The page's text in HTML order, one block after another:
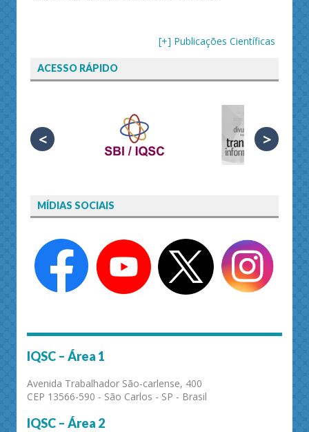
[+] Publicações Científicas
ACESSO RÁPIDO
< >
MÍDIAS SOCIAIS
IQSC – Área 1
Avenida Trabalhador São-carlense, 400
CEP 13566-590 - São Carlos - SP - Brasil
IQSC – Área 2